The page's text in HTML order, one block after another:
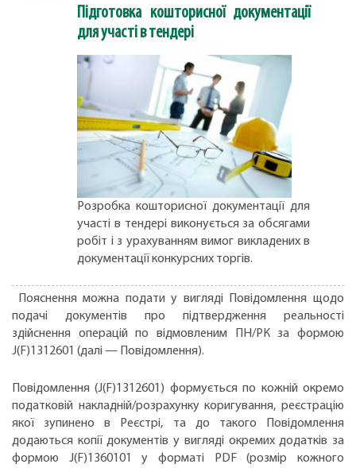
Підготовка кошторисної документації
для участі в тендері
Розробка кошторисної документації для
участі в тендері виконується за обсягами
робіт і з урахуванням вимог викладених в
документації конкурсних торгів.
Пояснення можна подати у вигляді Повідомлення щодо
подачі документів про підтвердження реальності
здійснення операцій по відмовленим ПН/РК за формою
J(F)1312601 (далі — Повідомлення).
Повідомлення (J(F)1312601) формується по кожній окремо
податковій накладній/розрахунку коригування, реєстрацію
якої зупинено в Реєстрі, та до такого Повідомлення
додаються копії документів у вигляді окремих додатків за
формою J(F)1360101 у форматі PDF (розмір кожного